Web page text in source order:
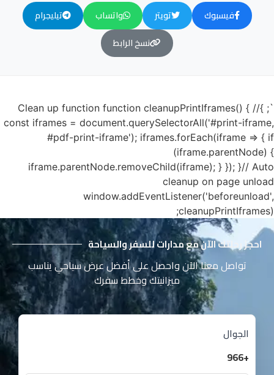
فيسبوك تويتر واتساب
تيليجرام
نسخ الرابط
`; }// Clean up function function cleanupPrintIframes() {
const iframes = document.querySelectorAll('#print-iframe,
#pdf-print-iframe'); iframes.forEach(iframe => { if
(iframe.parentNode) {
iframe.parentNode.removeChild(iframe); } }); }// Auto
cleanup on page unload
window.addEventListener('beforeunload',
cleanupPrintIframes);
احجز رحلتك الآن مع مدارات للسفر والسياحة
تواصل معنا الآن واحصل على أفضل عرض سياحي يناسب
ميزانيتك وخطط سفرك
الجوال
+966